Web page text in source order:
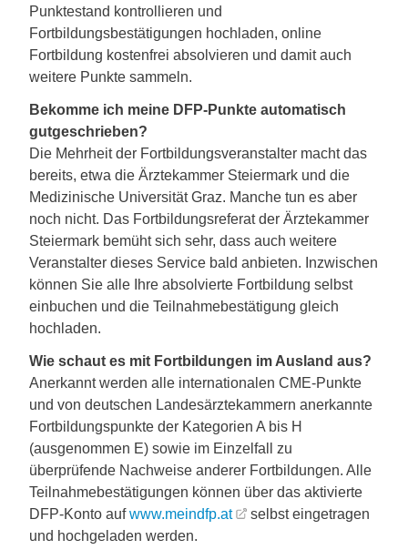
Punktestand kontrollieren und
Fortbildungsbestätigungen hochladen, online
Fortbildung kostenfrei absolvieren und damit auch
weitere Punkte sammeln.
Bekomme ich meine DFP-Punkte automatisch
gutgeschrieben?
Die Mehrheit der Fortbildungsveranstalter macht das
bereits, etwa die Ärztekammer Steiermark und die
Medizinische Universität Graz. Manche tun es aber
noch nicht. Das Fortbildungsreferat der Ärztekammer
Steiermark bemüht sich sehr, dass auch weitere
Veranstalter dieses Service bald anbieten. Inzwischen
können Sie alle Ihre absolvierte Fortbildung selbst
einbuchen und die Teilnahmebestätigung gleich
hochladen.
Wie schaut es mit Fortbildungen im Ausland aus?
Anerkannt werden alle internationalen CME-Punkte
und von deutschen Landesärztekammern anerkannte
Fortbildungspunkte der Kategorien A bis H
(ausgenommen E) sowie im Einzelfall zu
überprüfende Nachweise anderer Fortbildungen. Alle
Teilnahmebestätigungen können über das aktivierte
DFP-Konto aufwww.meindfp.at
selbst eingetragen
und hochgeladen werden.